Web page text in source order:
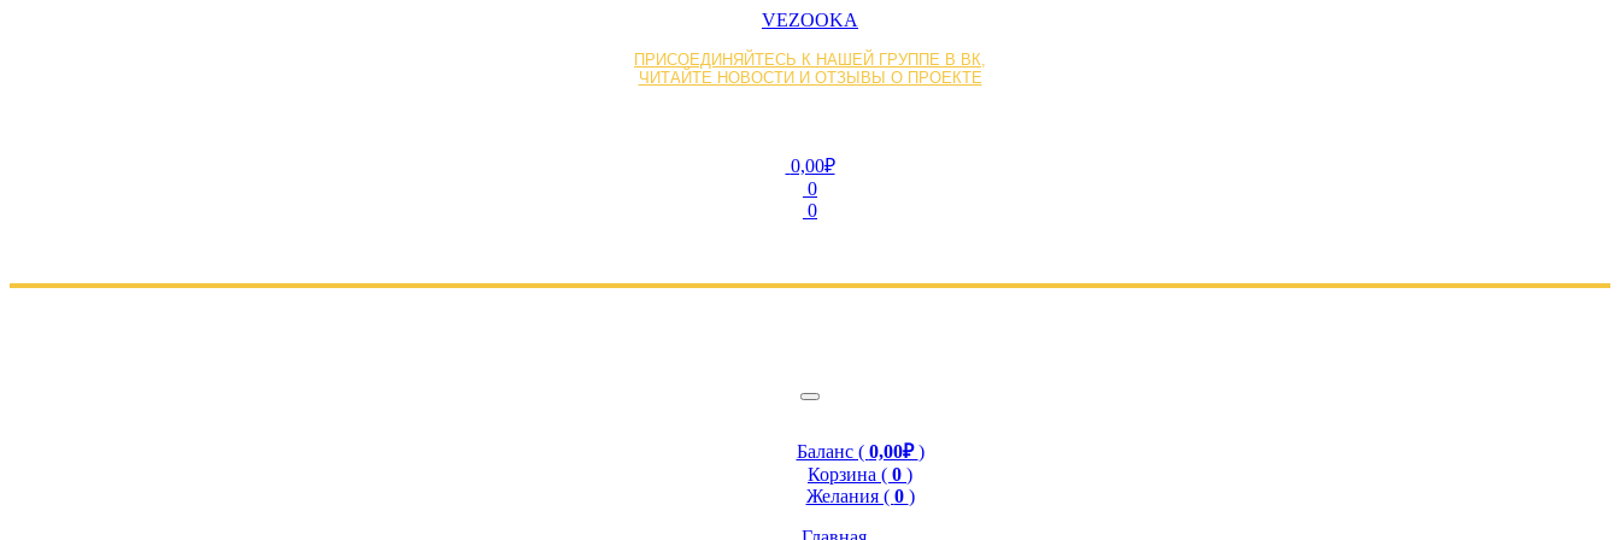
VEZOOKA
ПРИСОЕДИНЯЙТЕСЬ К НАШЕЙ ГРУППЕ В ВК,
ЧИТАЙТЕ НОВОСТИ И ОТЗЫВЫ О ПРОЕКТЕ
0,00₽
0
0
Баланс ( 0,00₽)
Корзина ( 0 )
Желания ( 0 )